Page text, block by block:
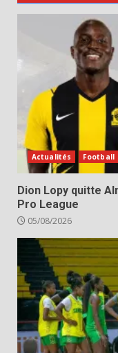
Actualités Football
Dion Lopy quitte
Pro League
05/08/2026